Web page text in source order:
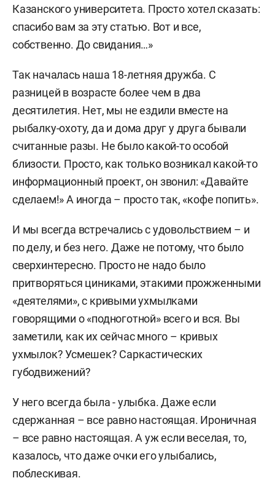
Казанского университета. Просто хотел сказать:
спасибо вам за эту статью. Вот и все,
собственно. До свидания…»
Так началась наша 18-летняя дружба. С
разницей в возрасте более чем в два
десятилетия. Нет, мы не ездили вместе на
рыбалку-охоту, да и дома друг у друга бывали
считанные разы. Не было какой-то особой
близости. Просто, как только возникал какой-то
информационный проект, он звонил: «Давайте
сделаем!» А иногда – просто так, «кофе попить».
И мы всегда встречались с удовольствием – и
по делу, и без него. Даже не потому, что было
сверхинтересно. Просто не надо было
притворяться циниками, этакими прожженными
«деятелями», с кривыми ухмылками
говорящими о «подноготной» всего и вся. Вы
заметили, как их сейчас много – кривых
ухмылок? Усмешек? Саркастических
губодвижений?
У него всегда была - улыбка. Даже если
сдержанная – все равно настоящая. Ироничная
– все равно настоящая. А уж если веселая, то,
казалось, что даже очки его улыбались,
поблескивая.